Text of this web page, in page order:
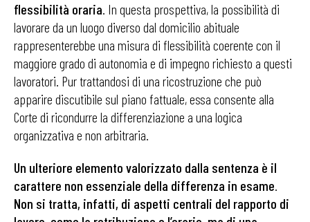
flessibilità oraria. In questa prospettiva, la possibilità di
lavorare da un luogo diverso dal domicilio abituale
rappresenterebbe una misura di flessibilità coerente con il
maggiore grado di autonomia e di impegno richiesto a questi
lavoratori. Pur trattandosi di una ricostruzione che può
apparire discutibile sul piano fattuale, essa consente alla
Corte di ricondurre la differenziazione a una logica
organizzativa e non arbitraria.
Un ulteriore elemento valorizzato dalla sentenza è il
carattere non essenziale della differenza in esame.
Non si tratta, infatti, di aspetti centrali del rapporto di